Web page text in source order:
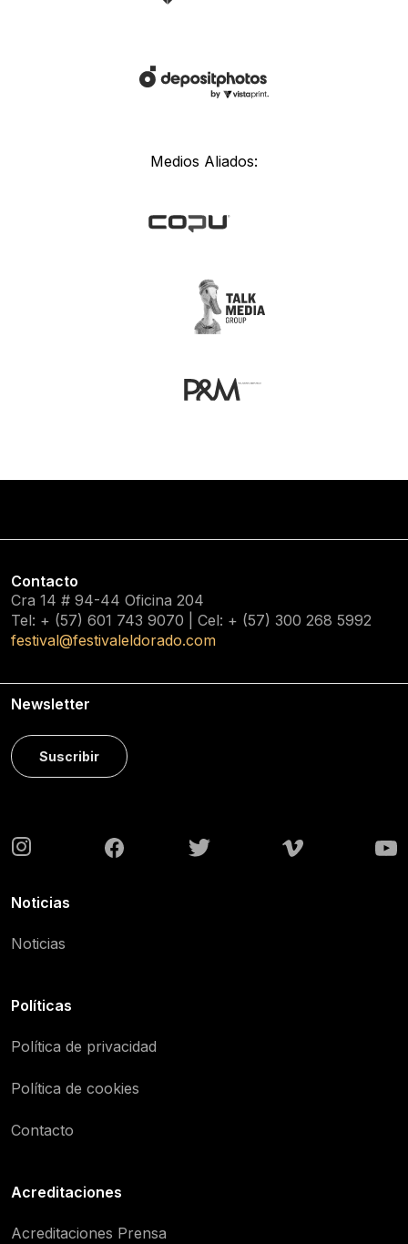
Medios Aliados:
Contacto
Cra 14 # 94-44 Oficina 204
Tel: + (57) 601 743 9070 | Cel: + (57) 300 268 5992
festival@festivaleldorado.com
Newsletter
Suscribir
Noticias
Noticias
Políticas
Política de privacidad
Política de cookies
Contacto
Acreditaciones
Acreditaciones Prensa